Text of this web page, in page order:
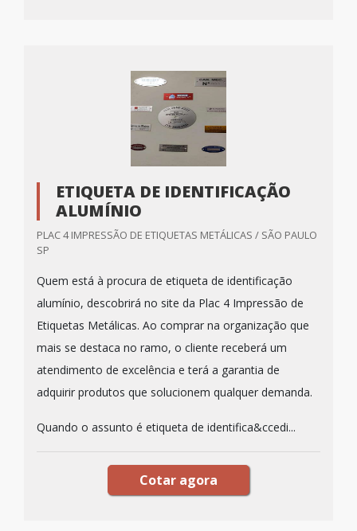
ETIQUETA DE IDENTIFICAÇÃO
ALUMÍNIO
PLAC 4 IMPRESSÃO DE ETIQUETAS METÁLICAS / SÃO PAULO
SP
Quem está à procura de etiqueta de identificação
alumínio, descobrirá no site da Plac 4 Impressão de
Etiquetas Metálicas. Ao comprar na organização que
mais se destaca no ramo, o cliente receberá um
atendimento de excelência e terá a garantia de
adquirir produtos que solucionem qualquer demanda.
Quando o assunto é etiqueta de identifica&ccedi...
Cotar agora